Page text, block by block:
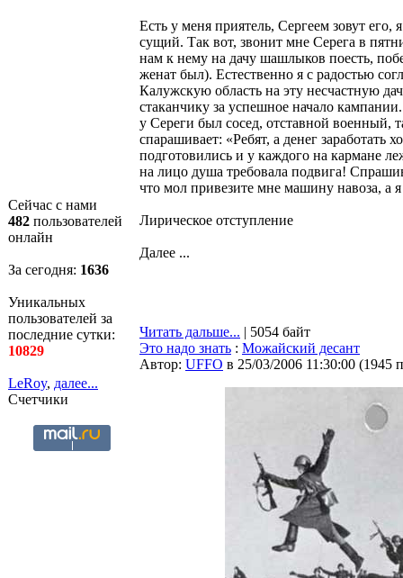
Сейчас с нами
482 пользователей
онлайн
За сегодня: 1636
Уникальных
пользователей за
последние сутки:
10829
LeRoy, далее...
Счетчики
Есть у меня приятель, Сергеем зовут
сущий. Так вот, звонит мне Серега в
нам к нему на дачу шашлыков поесть,
женат был). Естественно я с радостью
Калужскую область на эту несчастную
стаканчику за успешное начало
у Сереги был сосед, отставной военный,
спарашивает: «Ребят, а денег заработать
подготовились и у каждого на кармане
на лицо душа требовала подвига!
что мол привезите мне машину навоза, а
Лирическое отступление
Далее ...
Читать дальше... | 5054 байт
Это надо знать : Можайский десант
Автор: UFFO в 25/03/2006 11:30:00 (1945